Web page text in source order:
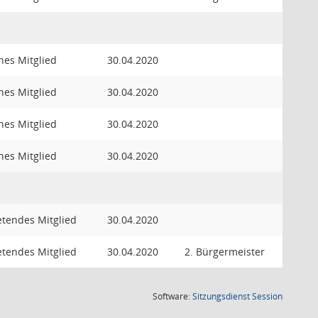
Mitglied 30.04.2020
Mitglied 30.04.2020
Mitglied 30.04.2020
Mitglied 30.04.2020
Mitglied 30.04.2020
Mitglied 30.04.2020 2. Bürgermeister
Software:SitzungsdienstSession(Wird in